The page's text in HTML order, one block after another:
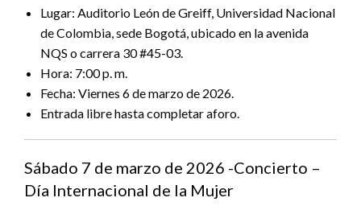
Lugar: Auditorio León de Greiff, Universidad Nacional
de Colombia, sede Bogotá, ubicado en la avenida
NQS o carrera 30 #45-03.
Hora: 7:00 p. m.
Fecha: Viernes 6 de marzo de 2026.
Entrada libre hasta completar aforo.
Sábado 7 de marzo de 2026 -Concierto –
Día Internacional de la Mujer